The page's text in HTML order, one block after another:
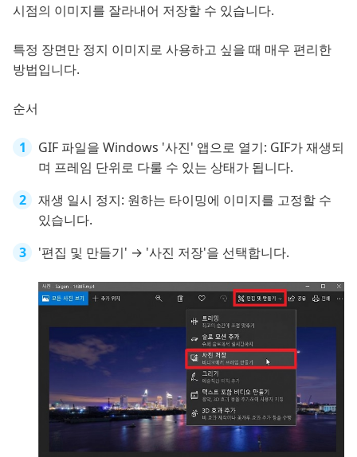
시점의 이미지를 잘라내어 저장할 수 있습니다.
특정 장면만 정지 이미지로 사용하고 싶을 때 매우 편리한
방법입니다.
순서
GIF 파일을 Windows '사진' 앱으로 열기: GIF가 재생되
며 프레임 단위로 다룰 수 있는 상태가 됩니다.
재생 일시 정지: 원하는 타이밍에 이미지를 고정할 수
있습니다.
'편집 및 만들기' → '사진 저장'을 선택합니다.